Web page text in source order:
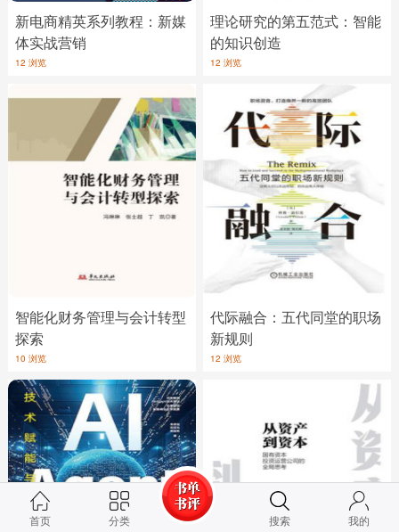
新电商精英系列教程：新媒
体实战营销
12 浏览
理论研究的第五范式：智能
的知识创造
12 浏览
智能化财务管理与会计转型
探索
10 浏览
代际融合：五代同堂的职场
新规则
12 浏览
首页 分类 搜索 我的